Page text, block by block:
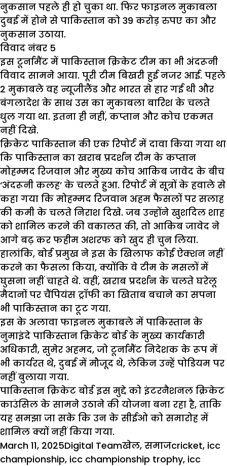
नुकसान पहले ही हो चुका था. फिर फाइनल मुकाबला
दुबई में होने से पाकिस्तान को 39 करोड़ रुपए का और
नुकसान उठाया.
विवाद नंबर 5
इस टूर्नामैंट में पाकिस्तान क्रिकेट टीम का भी अंदरूनी
विवाद सामने आया. पूरी टीम बिखरी हुई नजर आई. पहले
2 मुकाबले वह न्यूजीलैंड और भारत से हार गई थी और
बंगलादेश के साथ उस का मुकाबला बारिश के चलते
धुल गया था. इतना ही नहीं, कप्तान और कोच एकमत
नहीं दिखे.
क्रिकेट पाकिस्तान की एक रिपोर्ट में दावा किया गया था
कि पाकिस्तान का खराब प्रदर्शन टीम के कप्तान
मोहम्मद रिजवान और मुख्य कोच आकिब जावेद के बीच
‘अंदरूनी कलह’ के चलते हुआ. रिपोर्ट में सूत्रों के हवाले से
कहा गया कि मोहम्मद रिजवान अहम फैसलों पर सलाह
की कमी के चलते निराश दिखे. जब उन्होंने खुशदिल शाह
को शामिल करने की वकालत की, तो आकिब जावेद ने
आगे बढ़ कर फहीम अशरफ को खुद ही चुन लिया.
हालांकि, बोर्ड प्रमुख ने इस के खिलाफ कोई ऐक्शन नहीं
करने का फैसला किया, क्योंकि वे टीम के मसलों में
घुसना नहीं चाहते थे. वहीं, खराब प्रदर्शन के चलते घरेलू
मैदानों पर चैंपियंस ट्रॉफी का खिताब बचाने का सपना
भी पाकिस्तान का टूट गया.
इस के अलावा फाइनल मुकाबले में पाकिस्तान के
नुमाइंदे पाकिस्तान क्रिकेट बोर्डके मुख्य कार्यकारी
अधिकारी, सुमेर अहमद, जो टूर्नामैंट निदेशक के रूप में
भी कार्यरत थे, दुबई में मौजूद थे, लेकिन उन्हें पोडियम पर
नहीं बुलाया गया.
पाकिस्तान क्रिकेट बोर्ड इस मुद्दे को इंटरनैशनल क्रिकेट
काउंसिल के सामने उठाने की योजना बना रहा है, ताकि
यह समझा जा सके कि उन के सीईओ को समारोह में
शामिल क्यों नहीं किया गया.
Posted
on
March 11, 2025Author
Digital TeamCategories
खेल, समाजTags
cricket, icc
championship, icc championship trophy, icc